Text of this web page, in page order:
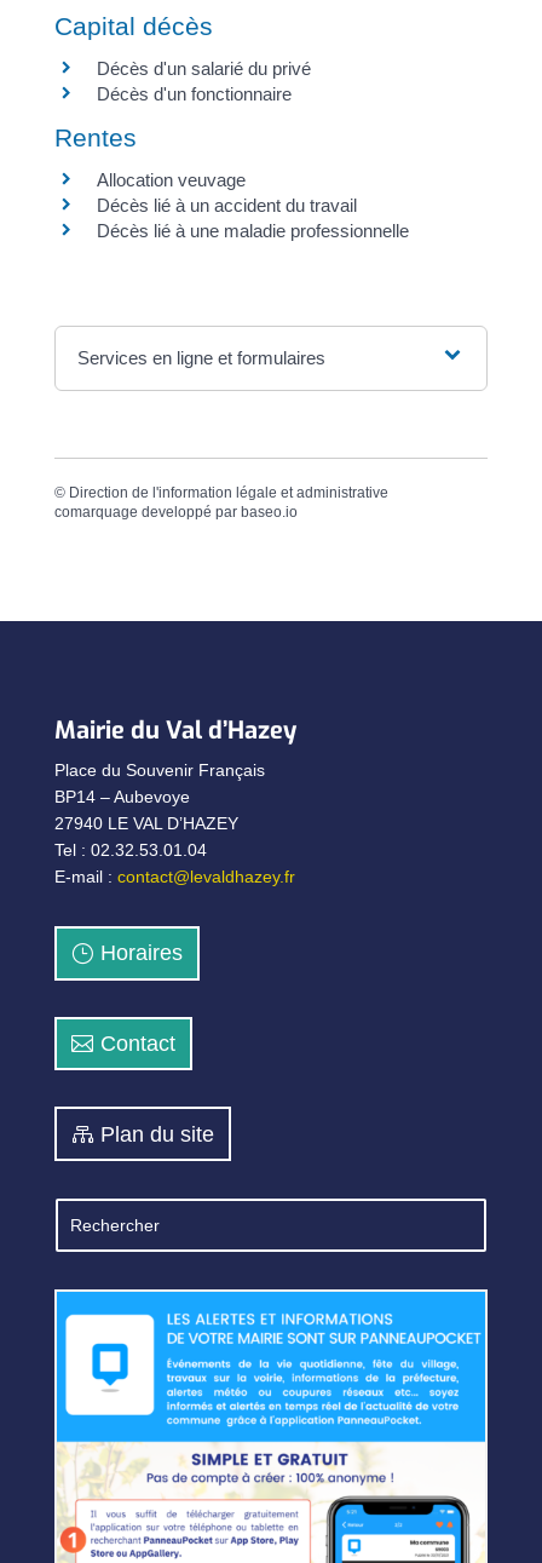
Capital décès
Décès d'un salarié du privé
Décès d'un fonctionnaire
Rentes
Allocation veuvage
Décès lié à un accident du travail
Décès lié à une maladie professionnelle
Services en ligne et formulaires
© Direction de l'information légale et administrative
comarquage developpé par baseo.io
Mairie du Val d’Hazey
Place du Souvenir Français
BP14 – Aubevoye
27940 LE VAL D’HAZEY
Tel : 02.32.53.01.04
E-mail : contact@levaldhazey.fr
Horaires
Contact
Plan du site